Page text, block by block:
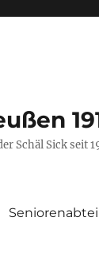
Schäl Sick seit